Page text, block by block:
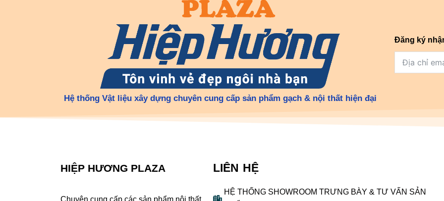
Hệ thống Vật liệu xây dựng chuyên cung cấp sản phẩm gạch & nội thất hiện đại
Đăng ký
HIỆP HƯƠNG PLAZA
Chuyên cung cấp các sản phẩm nội thất
LIÊN HỆ
HỆ THỐNG SHOWROOM TRƯNG BÀY & TƯ VẤN SẢN